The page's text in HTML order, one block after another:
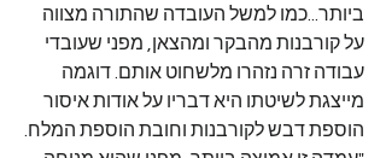
ביותר...כמו למשל העובדה שהתורה מצווה
על קורבנות מהבקר ומהצאן, מפני שעובדי
עבודה זרה נזהרו מלשחוט אותם. דוגמה
מייצגת לשיטתו היא דבריו על אודות איסור
הוספת דבש לקורבנות וחובת הוספת המלח.